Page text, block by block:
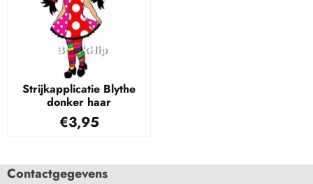
Strijkapplicatie Blythe
donker haar
€3,95
Contactgegevens